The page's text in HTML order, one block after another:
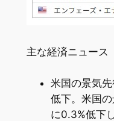
主な経済ニュース
米国の景気
低下。米国
に0.3%低下